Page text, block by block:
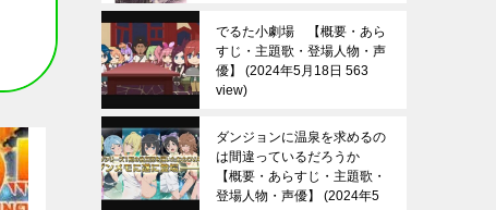
でるた小劇場 【概要・あら
すじ・主題歌・登場人物・声
優】
2024年5月18日 563
view
ダンジョンに温泉を求めるの
は間違っているだろうか
【概要・あらすじ・主題歌・
登場人物・声優】
2024年5